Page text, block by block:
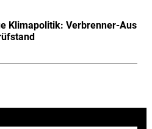
Klimapolitik: Verbrenner-Aus